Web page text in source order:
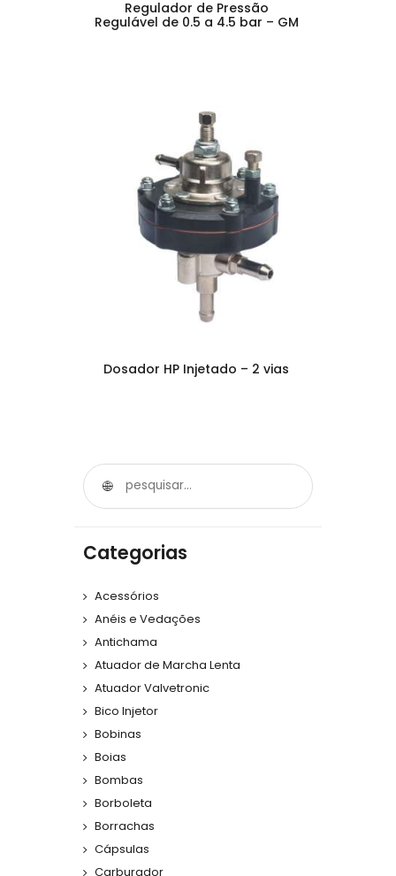
Regulador de Pressão
Regulável de 0.5 a 4.5 bar – GM
Dosador HP Injetado – 2 vias
Categorias
Acessórios
Anéis e Vedações
Antichama
Atuador de Marcha Lenta
Atuador Valvetronic
Bico Injetor
Bobinas
Boias
Bombas
Borboleta
Borrachas
Cápsulas
Carburador